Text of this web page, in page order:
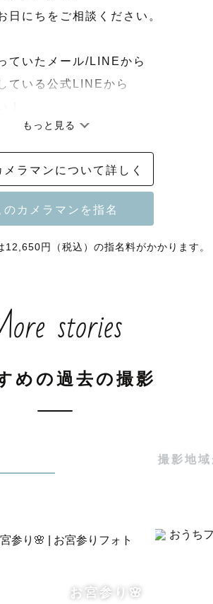
日にちをご相談ください。
ていたメール/LINEから
ている公式LINEから
ボーンプランにも指名料がつくこと
に合わせて設定していきます。
いう間に七五三、第二子誕生など
を見守らせていただいています。
チに残す」ことがしたいと考え今に
たかな気持ちになる、そういう写
もっと見る
メラマンについて詳しく
円（税込）の指名料がかかります。
stories
めの過去の撮影
撮影地域
お宮参り🌸